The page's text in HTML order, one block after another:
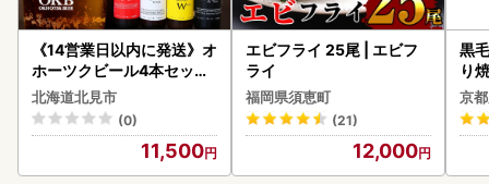
《14営業日以内に発送》オ
ホーツクビール4本セット
( 飲料 飲み物 お酒 ビール
クラフトビール 瓶ビール
贈答 ギフト 贈り物 お中元
御中元 お歳暮 御歳暮 お祝
い プレゼント モルトビー
北海道北見市
(0)
11,500
エビフライ 25尾 | エビフ
ライ
福岡県須恵町
(21)
12,000
黒
り
京